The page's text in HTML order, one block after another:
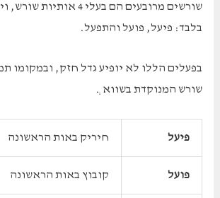
בלבד: פיעל, פועל והתפעל.
בפעלים הללו לא יופיע גדל חזק, ובמקומו
שורש המנוקדת בשווא ְ.
פיעל חיריק באות הראשונה
פועל קובוץ באות הראשונה